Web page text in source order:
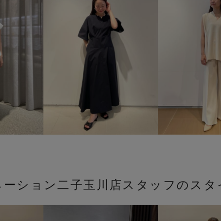
ション二子玉川店スタッフのス